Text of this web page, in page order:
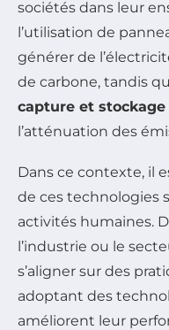
sociétés dans leur
l’utilisation de
générer de
de carbone, tandis
capture et
l’atténuation des
Dans ce contexte, il
de ces technologies
activités humaines.
l’industrie ou le
s’aligner sur des
adoptant des
améliorent leur